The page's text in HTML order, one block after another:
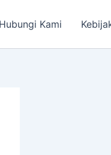
Hubungi Kami